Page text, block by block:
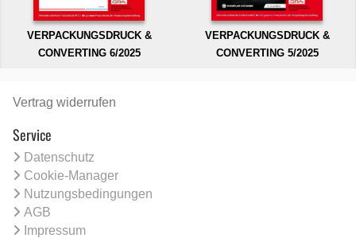
VERPACKUNGSDRUCK &
CONVERTING 6/2025
VERPACKUNGSDRUCK &
CONVERTING 5/2025
Vertrag widerrufen
Service
Datenschutz
Cookie-Manager
Nutzungsbedingungen
AGB
Impressum